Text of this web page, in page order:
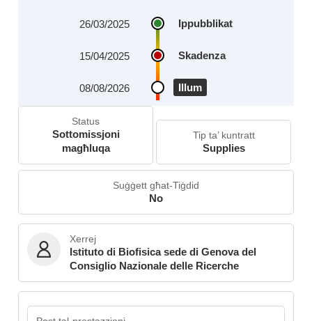
Ippubblikat
26/03/2025
Skadenza
15/04/2025
Illum
08/08/2026
Status
Sottomissjoni
magħluqa
Tip ta’ kuntratt
Supplies
Suġġett għat-Tiġdid
No
Xerrej
Istituto di Biofisica sede di Genova del
Consiglio Nazionale delle Ricerche